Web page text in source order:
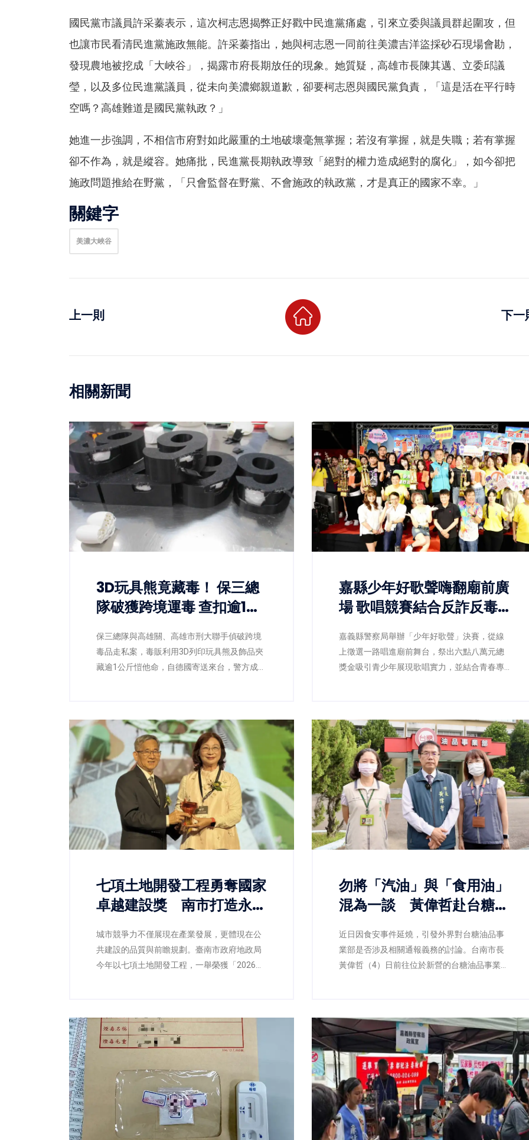
國民黨市議員許采蓁表示，這次柯志恩揭弊正好戳中民進黨痛處，引來立委與議員群起圍攻，但
也讓市民看清民進黨施政無能。許采蓁指出，她與柯志恩一同前往美濃吉洋盜採砂石現場會勘，
發現農地被挖成「大峽谷」，揭露市府長期放任的現象。她質疑，高雄市長陳其邁、立委邱議
瑩，以及多位民進黨議員，從未向美濃鄉親道歉，卻要柯志恩與國民黨負責，「這是活在平行時
空嗎？高雄難道是國民黨執政？」
她進一步強調，不相信市府對如此嚴重的土地破壞毫無掌握；若沒有掌握，就是失職；若有掌握
卻不作為，就是縱容。她痛批，民進黨長期執政導致「絕對的權力造成絕對的腐化」，如今卻把
施政問題推給在野黨，「只會監督在野黨、不會施政的執政黨，才是真正的國家不幸。」
關鍵字
美濃大峽谷
上一則 下一
相關新聞
3D玩具熊竟藏毒！ 保三總
隊破獲跨境運毒 查扣逾1公
保三總隊與高雄關、高雄市刑大聯手偵破跨境
毒品走私案，毒販利用3D列印玩具熊及飾品夾
藏逾1公斤愷他命，自德國寄送來台，警方成功
嘉縣少年好歌聲嗨翻廟前廣
場 歌唱競賽結合反詐反毒
嘉義縣警察局舉辦「少年好歌聲」決賽，從線
上徵選一路唱進廟前舞台，祭出六點八萬元總
獎金吸引青少年展現歌唱實力，並結合青春專
七項土地開發工程勇奪國家
卓越建設獎 南市打造永續
城市競爭力不僅展現在產業發展，更體現在公
共建設的品質與前瞻規劃。臺南市政府地政局
今年以七項土地開發工程，一舉榮獲「2026國
計與工程品質上的卓越成果，也反映市府持續
推動宜居城市、韌性城市與永續發展的具體成
勿將「汽油」與「食用油」
混為一談 黃偉哲赴台糖油
立在誤解之上
近日因食安事件延燒，引發外界對台糖油品事
業部是否涉及相關通報義務的討論。台南市長
黃偉哲（4）日前往位於新營的台糖油品事業部
次釐清「此油非彼油」，避免錯誤資訊持續擴